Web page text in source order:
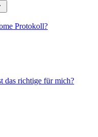
Protokoll?
das richtige für mich?